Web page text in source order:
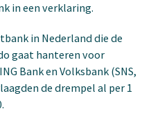
in een verklaring.
in Nederland die de
gaat hanteren voor
Bank en Volksbank (SNS,
de drempel al per 1